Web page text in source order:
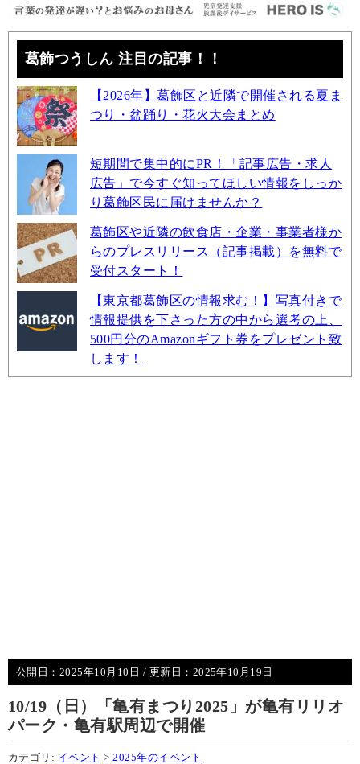
葛飾つうしん 注目の記事！！
【2026年】葛飾区と近隣で開催される夏ま
つり・盆踊り・花火大会まとめ
短期間で集中的にPR！「記事広告・求人
広告」で今すぐ知ってほしい情報をしっか
り葛飾区民に届けませんか？
葛飾区や近隣の飲食店・企業・事業者様か
らのプレスリリース（記事掲載）を無料で
受付スタート！
【東京都葛飾区の情報求む！】写真付きで
情報提供を下さった方の中から選考の上、
500円分のAmazonギフト券をプレゼント致
します！
公開日： 2025年10月10日 / 更新日： 2025年10月19日
10/19（日）「亀有まつり2025」が亀有リリオ
パーク・亀有駅周辺で開催
カテゴリ: イベント >2025年のイベント